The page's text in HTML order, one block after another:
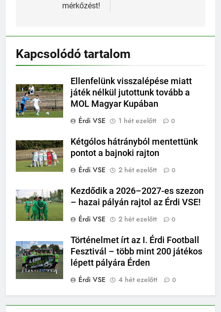
mérkőzést!
Kapcsolódó tartalom
Ellenfelünk visszalépése miatt
játék nélkül jutottunk tovább a
MOL Magyar Kupában
Érdi VSE
1 hét ezelőtt 0
Kétgólos hátrányból mentettünk
pontot a bajnoki rajton
Érdi VSE
2 hét ezelőtt 0
Kezdődik a 2026–2027-es szezon
– hazai pályán rajtol az Érdi VSE!
Érdi VSE
2 hét ezelőtt 0
Történelmet írt az I. Érdi Football
Fesztivál – több mint 200 játékos
lépett pályára Érden
Érdi VSE
4 hét ezelőtt 0